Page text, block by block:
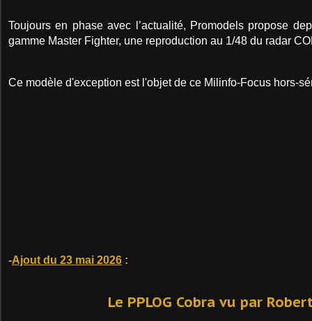
Toujours en phase avec l’actualité, Promodels propose
gamme Master Fighter, une reproduction au 1/48 du radar
Ce modèle d'exception est l'objet de ce Milinfo-Focus hors-
-Ajout du 23 mai 2026 :
Le PPLOG Cobra vu par